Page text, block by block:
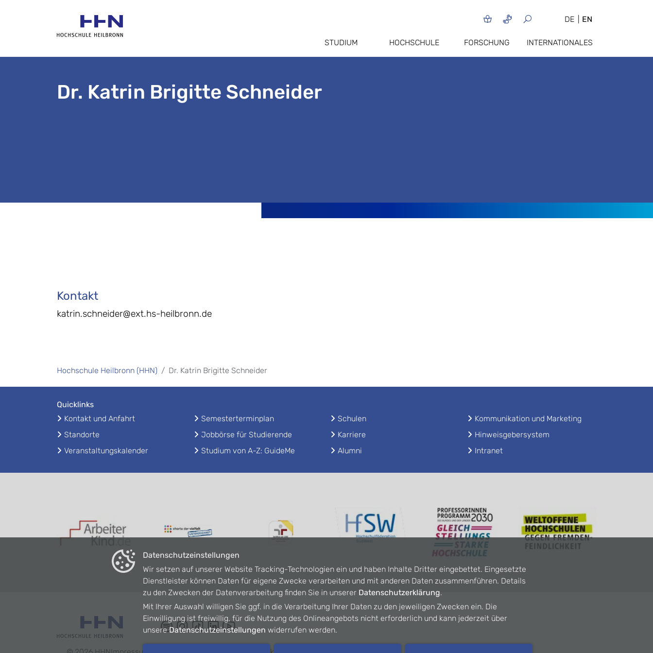
DE EN
STUDIUM HOCHSCHULE FORSCHUNG INTERNATIONALES
Dr. Katrin Brigitte Schneider
Kontakt
katrin.schneider@ext.hs-heilbronn.de
Hochschule Heilbronn (HHN) Dr. Katrin Brigitte Schneider
Quicklinks
Kontakt und Anfahrt
Standorte
Veranstaltungskalender
Semesterterminplan
Jobbörse für Studierende
Studium von A-Z: GuideMe
Schulen
Karriere
Alumni
Kommunikation und Marketing
Hinweisgebersystem
Intranet
Datenschutzeinstellungen
Wir setzen auf unserer Website Tracking-Technologien ein und haben Inhalte Dritter eingebettet. Eingesetzte
Dienstleister können Daten für eigene Zwecke verarbeiten und mit anderen Daten zusammenführen. Details
zu den Zwecken der Datenverarbeitung finden Sie in unserer Datenschutzerklärung.
Mit Ihrer Auswahl willigen Sie ggf. in die Verarbeitung Ihrer Daten zu den jeweiligen Zwecken ein. Die
Einwilligung ist freiwillig, für die Nutzung des Onlineangebots nicht erforderlich und kann jederzeit über
unsereDatenschutzeinstellungen widerrufen werden.